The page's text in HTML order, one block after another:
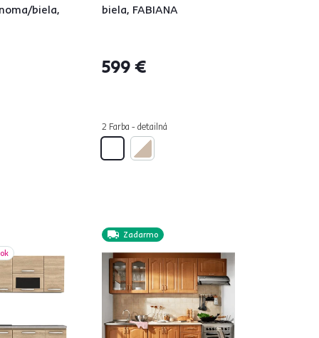
biela,
biela, FABIANA
599 €
2 Farba - detailná
Zadarmo